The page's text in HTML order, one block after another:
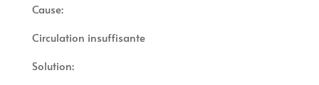
Cause:
Circulation insuffisante
Solution: